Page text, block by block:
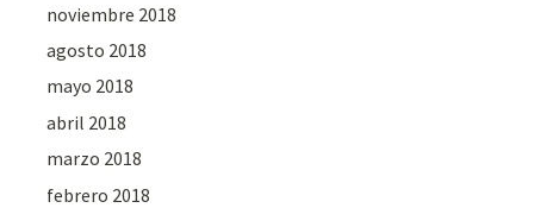
noviembre 2018
agosto 2018
mayo 2018
abril 2018
marzo 2018
febrero 2018